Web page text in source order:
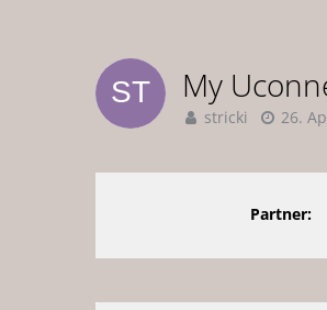
My
stricki 26.
Partner: